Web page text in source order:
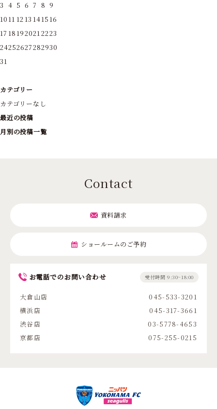
3 4 5 6 7 8 9
10 11 12 13 1415 16
17 18 1920212223
24252627282930
31
カテゴリー
カテゴリーなし
最近の投稿
月別の投稿一覧
Contact
資料請求
ショールームのご予約
お電話でのお問い合わせ 受付時間 9:30~18:00
大倉山店
045-533-3201
横浜店
045-317-3661
渋谷店
03-5778-4653
京都店
075-255-0215